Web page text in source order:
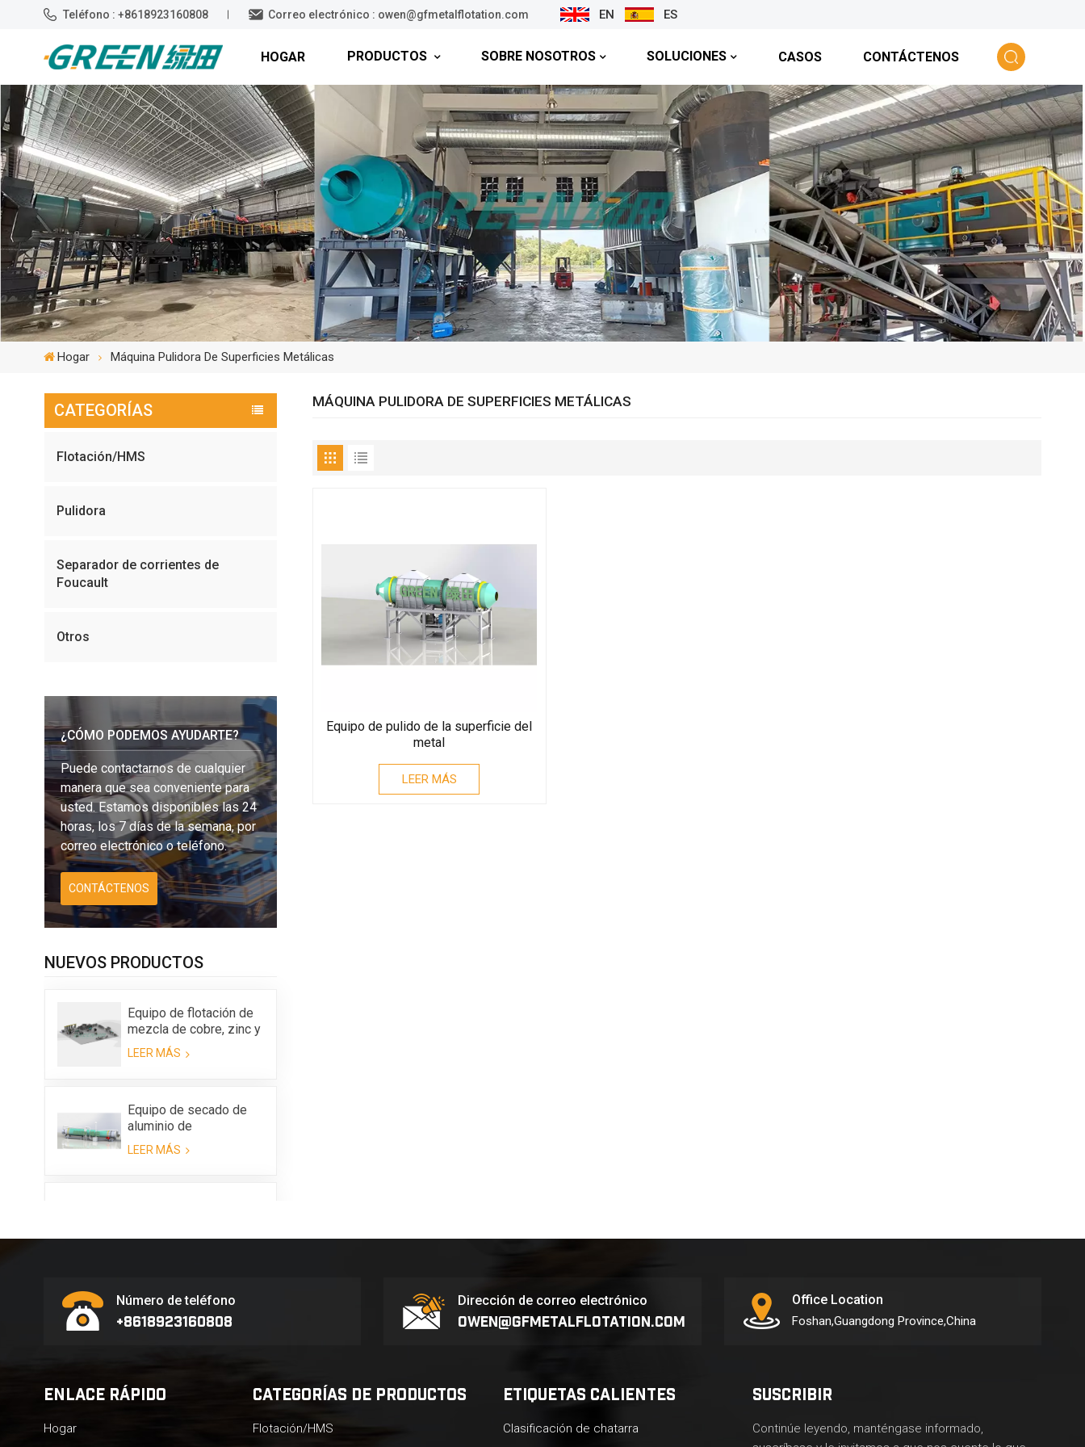
Teléfono : +8618923160808 Correo electrónico : owen@gfmetalflotation.com EN ES
HOGAR PRODUCTOS SOBRE NOSOTROS SOLUCIONES CASOS CONTÁCTENOS
Hogar Máquina Pulidora De Superficies Metálicas
CATEGORÍAS
Flotación/HMS
Pulidora
Separador de corrientes de
Foucault
Otros
¿CÓMO PODEMOS AYUDARTE?
Puede contactarnos de cualquier
manera que sea conveniente para
usted. Estamos disponibles las 24
horas, los 7 días de la semana, por
correo electrónico o teléfono.
CONTÁCTENOS
NUEVOS PRODUCTOS
Equipo de flotación de
mezcla de cobre, zinc y
aluminio Max Scrap
LEER MÁS
Equipo de secado de
aluminio de
deshidratación de
metales
LEER MÁS
Equipo de flotación de
MÁQUINA PULIDORA DE SUPERFICIES METÁLICAS
Equipo de pulido de la superficie del
metal
LEER MÁS
Número de teléfono
+8618923160808
Dirección de correo electrónico
owen@gfmetalflotation.com
Office Location
Foshan,Guangdong Province,China
ENLACE RÁPIDO
Hogar
CATEGORÍAS DE PRODUCTOS
Flotación/HMS
ETIQUETAS CALIENTES
Clasificación de chatarra
SUSCRIBIR
Continúe leyendo, manténgase informado,